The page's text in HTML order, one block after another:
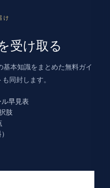
受け取る
本知識をまとめた無料ガイ
同封します。
早見表
肢